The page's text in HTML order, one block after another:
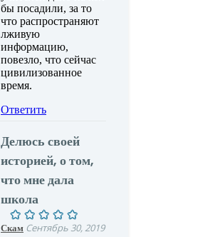
бы посадили, за то
что распространяют
лживую
информацию,
повезло, что сейчас
цивилизованное
время.
Ответить
Делюсь своей
историей, о том,
что мне дала
школа
Скам Сентябрь 30, 2019